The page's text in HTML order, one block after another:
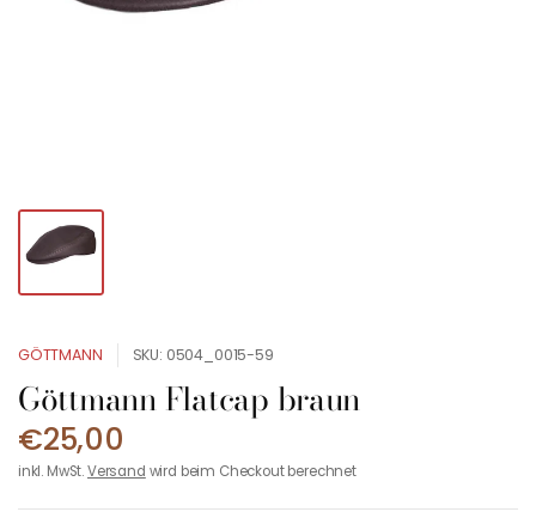
GÖTTMANN SKU: 0504_0015-59
Göttmann Flatcap braun
€25,00
inkl. MwSt.Versand wird beim Checkout berechnet